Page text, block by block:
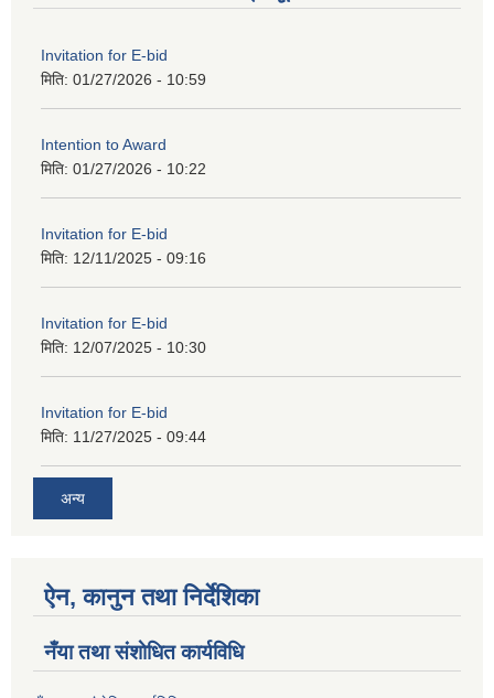
Invitation for E-bid
मिति: 01/27/2026 - 10:59
Intention to Award
मिति: 01/27/2026 - 10:22
Invitation for E-bid
मिति: 12/11/2025 - 09:16
Invitation for E-bid
मिति: 12/07/2025 - 10:30
Invitation for E-bid
मिति: 11/27/2025 - 09:44
अन्य
ऐन, कानुन तथा निर्देशिका
नँया तथा स‌ंशाेधित कार्यविधि